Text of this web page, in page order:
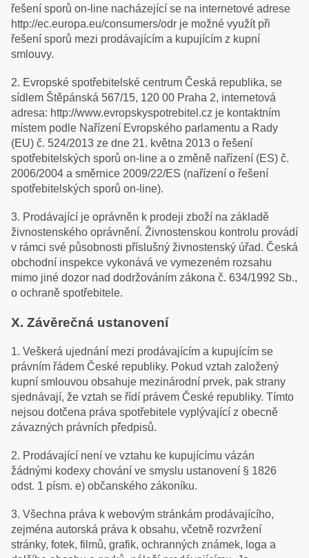
řešení sporů on-line nacházející se na internetové adrese
http://ec.europa.eu/consumers/odr je možné využít při
řešení sporů mezi prodávajícím a kupujícím z kupní
smlouvy.
2. Evropské spotřebitelské centrum Česká republika, se
sídlem Štěpánská 567/15, 120 00 Praha 2, internetová
adresa: http://www.evropskyspotrebitel.cz je kontaktním
místem podle Nařízení Evropského parlamentu a Rady
(EU) č. 524/2013 ze dne 21. května 2013 o řešení
spotřebitelských sporů on-line a o změně nařízení (ES) č.
2006/2004 a směrnice 2009/22/ES (nařízení o řešení
spotřebitelských sporů on-line).
3. Prodávající je oprávněn k prodeji zboží na základě
živnostenského oprávnění. Živnostenskou kontrolu provádí
v rámci své působnosti příslušný živnostenský úřad. Česká
obchodní inspekce vykonává ve vymezeném rozsahu
mimo jiné dozor nad dodržováním zákona č. 634/1992 Sb.,
o ochraně spotřebitele.
X. Závěrečná ustanovení
1. Veškerá ujednání mezi prodávajícím a kupujícím se
právním řádem České republiky. Pokud vztah založený
kupní smlouvou obsahuje mezinárodní prvek, pak strany
sjednávají, že vztah se řídí právem České republiky. Tímto
nejsou dotčena práva spotřebitele vyplývající z obecně
závazných právních předpisů.
2. Prodávající není ve vztahu ke kupujícímu vázán
žádnými kodexy chování ve smyslu ustanovení § 1826
odst. 1 písm. e) občanského zákoníku.
3. Všechna práva k webovým stránkám prodávajícího,
zejména autorská práva k obsahu, včetně rozvržení
stránky, fotek, filmů, grafik, ochranných známek, loga a